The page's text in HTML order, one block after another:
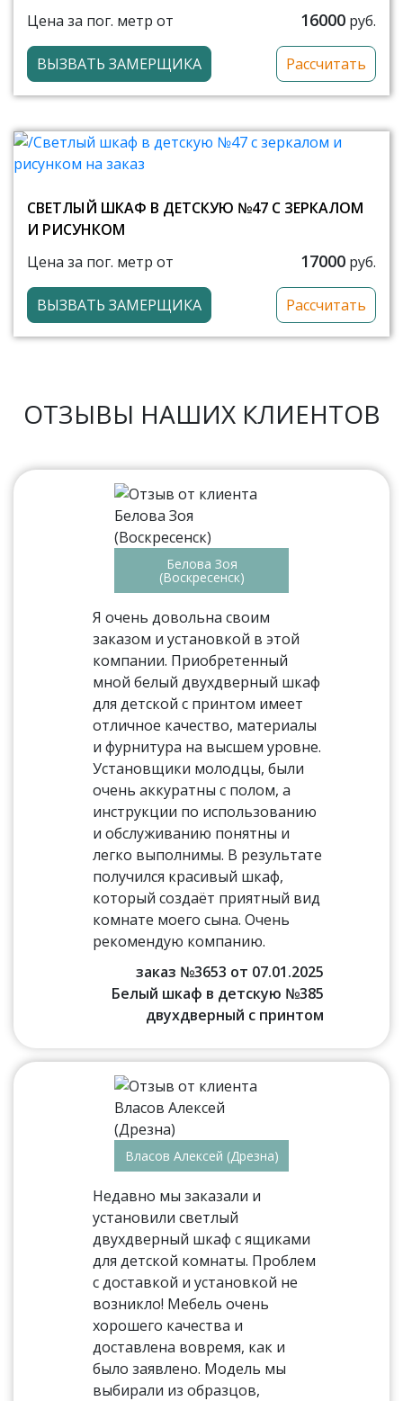
Цена за пог. метр от
16000 руб.
ВЫЗВАТЬ ЗАМЕРЩИКА Рассчитать
СВЕТЛЫЙ ШКАФ В ДЕТСКУЮ №47 С ЗЕРКАЛОМ
И РИСУНКОМ
Цена за пог. метр от
17000 руб.
ВЫЗВАТЬ ЗАМЕРЩИКА Рассчитать
ОТЗЫВЫ НАШИХ КЛИЕНТОВ
Белова Зоя
(Воскресенск)
Я очень довольна своим
заказом и установкой в этой
компании. Приобретенный
мной белый двухдверный шкаф
для детской с принтом имеет
отличное качество, материалы
и фурнитура на высшем уровне.
Установщики молодцы, были
очень аккуратны с полом, а
инструкции по использованию
и обслуживанию понятны и
легко выполнимы. В результате
получился красивый шкаф,
который создаёт приятный вид
комнате моего сына. Очень
рекомендую компанию.
заказ №3653 от 07.01.2025
Белый шкаф в детскую №385
двухдверный с принтом
Власов Алексей (Дрезна)
Недавно мы заказали и
установили светлый
двухдверный шкаф с ящиками
для детской комнаты. Проблем
с доставкой и установкой не
возникло! Мебель очень
хорошего качества и
доставлена вовремя, как и
было заявлено. Модель мы
выбирали из образцов,